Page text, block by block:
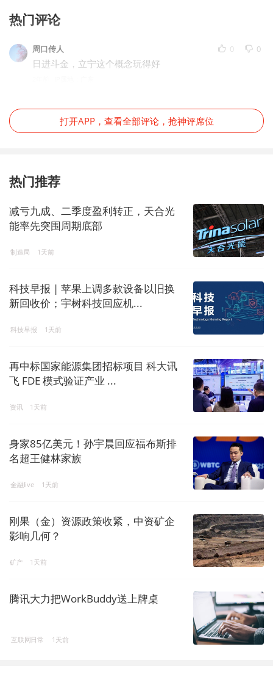
热门评论
周口传人 0 0
日进斗金，立宁这个概念玩得好
打开APP，查看全部评论，抢神评席位
热门推荐
减亏九成、二季度盈利转正，天合光
能率先突围周期底部
制造局 1天前
科技早报 | 苹果上调多款设备以旧换
新回收价；宇树科技回应机...
科技早报 1天前
再中标国家能源集团招标项目 科大讯
飞 FDE 模式验证产业 ...
资讯 1天前
身家85亿美元！孙宇晨回应福布斯排
名超王健林家族
金融live 1天前
刚果（金）资源政策收紧，中资矿企
影响几何？
矿产 1天前
腾讯大力把WorkBuddy送上牌桌
互联网日常 1天前